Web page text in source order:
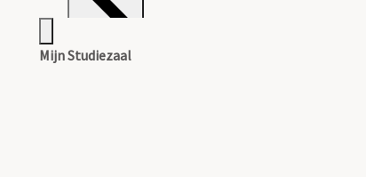
Mijn Studiezaal